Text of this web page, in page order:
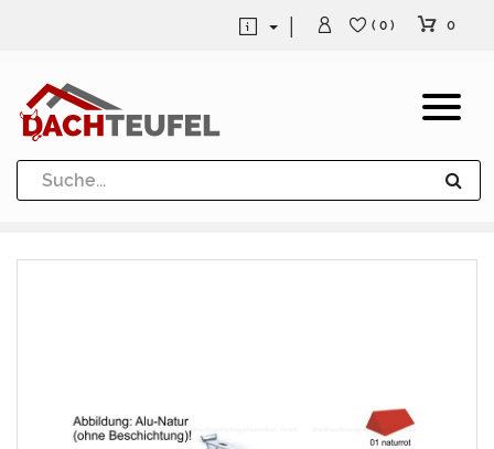
Dachrinne und Fallrohre
Werkzeuge und Löttechnik
( 0 ) 0